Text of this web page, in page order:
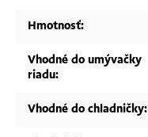
Hmotnosť:
Vhodné do umývačky
riadu:
Vhodné do chladničky: